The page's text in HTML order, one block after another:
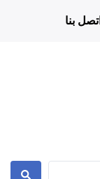
اتصل بنا